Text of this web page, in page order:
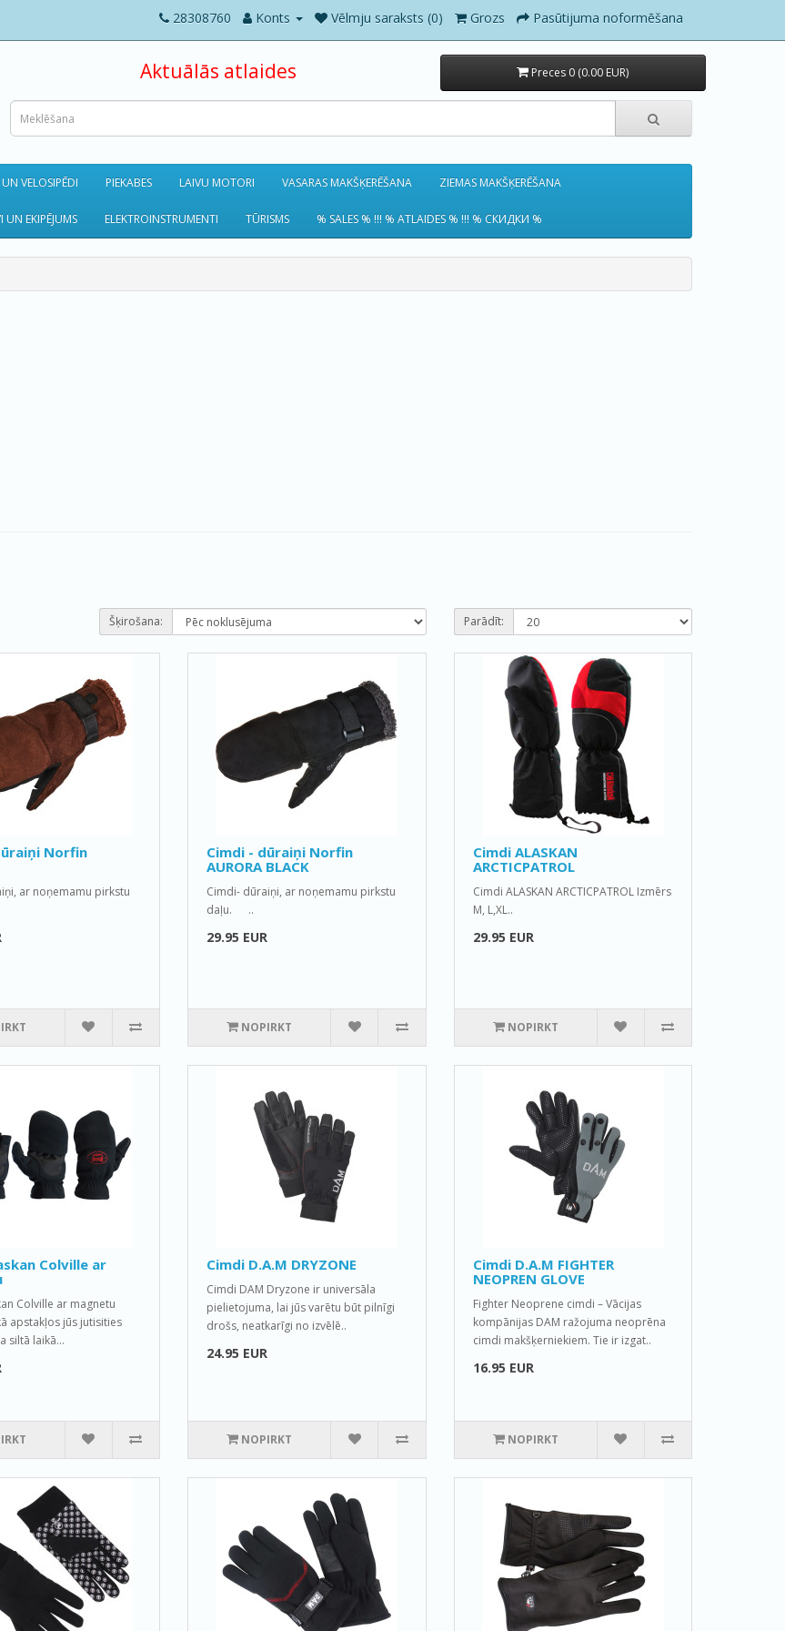
28308760 Konts Vēlmju saraksts (0) Grozs Pasūtijuma noformēšana
Aktuālās atlaides Preces 0 (0.00 EUR)
VELOSIPĒDI PIEKABES LAIVU MOTORI VASARAS MAKŠĶERĒŠANA ZIEMAS MAKŠĶERĒŠANA
UN EKIPĒJUMS ELEKTROINSTRUMENTI TŪRISMS % SALES % !!! % ATLAIDES % !!! % СКИДКИ %
Šķirošana: Parādīt:
Norfin
ar noņemamu pirkstu
Cimdi - dūraiņi Norfin
AURORA BLACK
Cimdi- dūraiņi, ar noņemamu pirkstu
daļu. ..
29.95 EUR
NOPIRKT
Cimdi ALASKAN
ARCTICPATROL
Cimdi ALASKAN ARCTICPATROL Izmērs
M, L,XL..
29.95 EUR
NOPIRKT
Colville ar
Colville ar magnetu
apstakļos jūs jutisities
siltā laikā...
Cimdi D.A.M DRYZONE
Cimdi DAM Dryzone ir universāla
pielietojuma, lai jūs varētu būt pilnīgi
drošs, neatkarīgi no izvēlē..
24.95 EUR
NOPIRKT
Cimdi D.A.M FIGHTER
NEOPREN GLOVE
Fighter Neoprene cimdi – Vācijas
kompānijas DAM ražojuma neoprēna
cimdi makšķerniekiem. Tie ir izgat..
16.95 EUR
NOPIRKT